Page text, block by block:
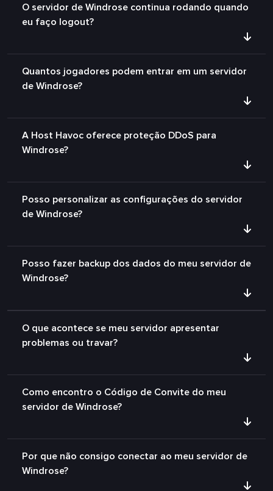
O servidor de Windrose continua rodando quando
eu faço logout?
Quantos jogadores podem entrar em um servidor
de Windrose?
A Host Havoc oferece proteção DDoS para
Windrose?
Posso personalizar as configurações do servidor
de Windrose?
Posso fazer backup dos dados do meu servidor de
Windrose?
O que acontece se meu servidor apresentar
problemas ou travar?
Como encontro o Código de Convite do meu
servidor de Windrose?
Por que não consigo conectar ao meu servidor de
Windrose?